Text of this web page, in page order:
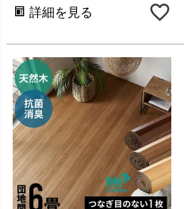
詳細を見る